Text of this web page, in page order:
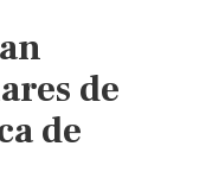
de
de